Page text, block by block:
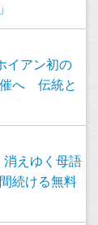
イアン初の
催へ 伝統と
えゆく母語
続ける無料